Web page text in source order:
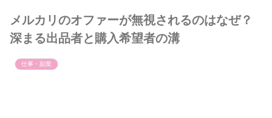
メルカリのオファーが無視されるのはなぜ？
深まる出品者と購入希望者の溝
仕事・副業